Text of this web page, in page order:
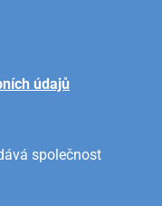
údajů
společnost